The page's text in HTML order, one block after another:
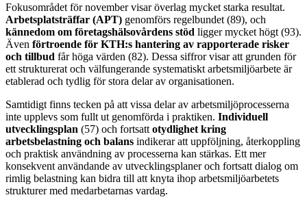
Fokusområdet för november visar överlag mycket starka resultat.
Arbetsplatsträffar (APT) genomförs regelbundet (89), och
kännedom om företagshälsovårdens stöd ligger mycket högt (93).
Även förtroende för KTH:s hantering av rapporterade risker
och tillbud får höga värden (82). Dessa siffror visar att grunden för
ett strukturerat och välfungerande systematiskt arbetsmiljöarbete är
etablerad och tydlig för stora delar av organisationen.
Samtidigt finns tecken på att vissa delar av arbetsmiljöprocesserna
inte upplevs som fullt ut genomförda i praktiken. Individuell
utvecklingsplan (57) och fortsatt otydlighet kring
arbetsbelastning och balans indikerar att uppföljning, återkoppling
och praktisk användning av processerna kan stärkas. Ett mer
konsekvent användande av utvecklingsplaner och fortsatt dialog om
rimlig belastning kan bidra till att knyta ihop arbetsmiljöarbetets
strukturer med medarbetarnas vardag.